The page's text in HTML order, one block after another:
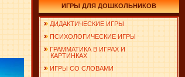
ИГРЫ ДЛЯ ДОШКОЛЬНИКОВ
ДИДАКТИЧЕСКИЕ ИГРЫ
ПСИХОЛОГИЧЕСКИЕ ИГРЫ
ГРАММАТИКА В ИГРАХ И
КАРТИНКАХ
ИГРЫ СО СЛОВАМИ